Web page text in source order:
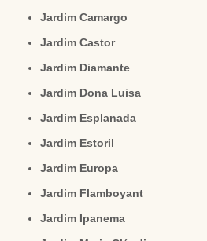
Jardim Camargo
Jardim Castor
Jardim Diamante
Jardim Dona Luisa
Jardim Esplanada
Jardim Estoril
Jardim Europa
Jardim Flamboyant
Jardim Ipanema